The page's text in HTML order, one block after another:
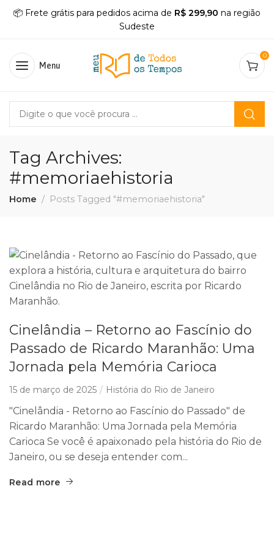
📦 Frete grátis para pedidos acima de R$ 299,90 na região
Sudeste
Menu
0
Tag Archives:
#memoriaehistoria
Home Posts Tagged "#memoriaehistoria"
Cinelândia – Retorno ao Fascínio do
Passado de Ricardo Maranhão: Uma
Jornada pela Memória Carioca
15 de março de 2025 História do Rio de Janeiro
"Cinelândia - Retorno ao Fascínio do Passado" de
Ricardo Maranhão: Uma Jornada pela Memória
Carioca Se você é apaixonado pela história do Rio de
Janeiro, ou se deseja entender com...
Read more